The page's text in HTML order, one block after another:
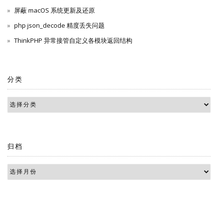
屏蔽 macOS 系统更新及还原
php json_decode 精度丢失问题
ThinkPHP 异常接管自定义各模块返回结构
分类
归档